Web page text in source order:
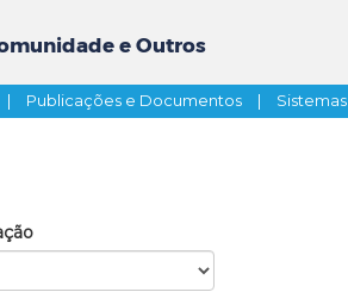
e Outros
| Publicações e Documentos | Sistemas